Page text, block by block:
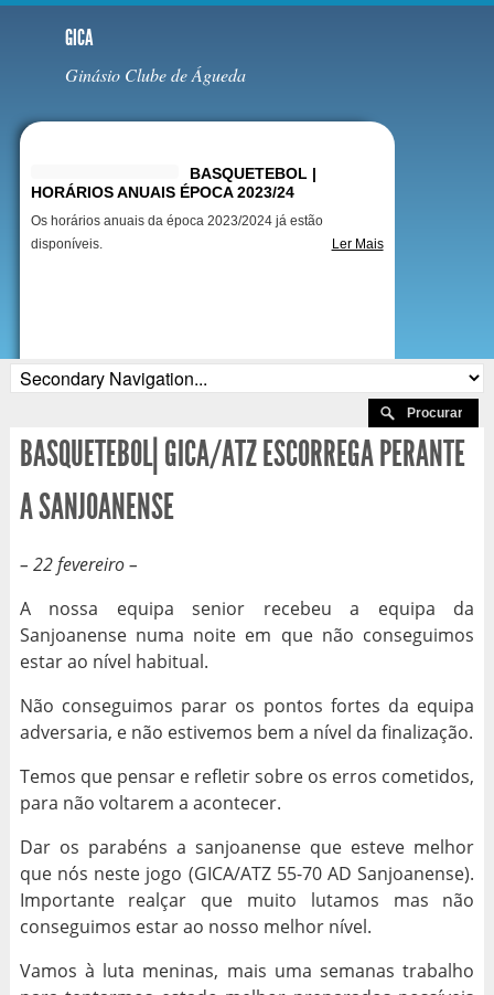
GICA
Ginásio Clube de Águeda
BASQUETEBOL |
HORÁRIOS ANUAIS ÉPOCA 2023/24
Os horários anuais da época 2023/2024 já estão
disponíveis.
Ler Mais
BASQUETEBOL| GICA/ATZ ESCORREGA PERANTE
A SANJOANENSE
– 22 fevereiro –
A nossa equipa senior recebeu a equipa da
Sanjoanense numa noite em que não conseguimos
estar ao nível habitual.
Não conseguimos parar os pontos fortes da equipa
adversaria, e não estivemos bem a nível da finalização.
Temos que pensar e refletir sobre os erros cometidos,
para não voltarem a acontecer.
Dar os parabéns a sanjoanense que esteve melhor
que nós neste jogo (GICA/ATZ 55-70 AD Sanjoanense).
Importante realçar que muito lutamos mas não
conseguimos estar ao nosso melhor nível.
Vamos à luta meninas, mais uma semanas trabalho